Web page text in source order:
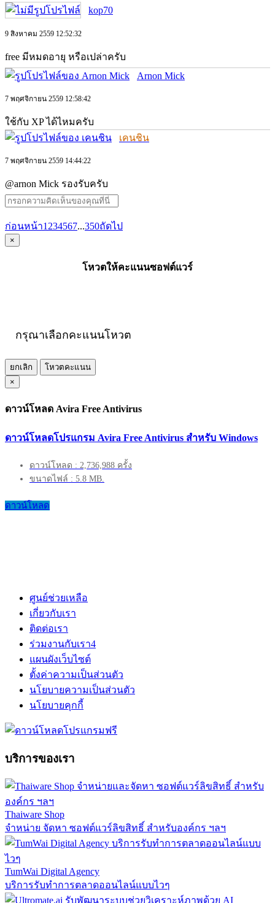
kop70
9 สิงหาคม 2559 12:52:32
free มีหมดอายุ หรือเปล่าครับ
Arnon Mick
7 พฤศจิกายน 2559 12:58:42
ใช้กับ XP ได้ไหมครับ
เคนชิน
7 พฤศจิกายน 2559 14:44:22
@arnon Mick รองรับครับ
ก่อนหน้า1 234567...350ถัดไป
×
โหวตให้คะแนนซอฟต์แวร์
กรุณาเลือกคะแนนโหวต
ยกเลิก
โหวตคะแนน
×
ดาวน์โหลด Avira Free Antivirus
ดาวน์โหลดโปรแกรม Avira Free Antivirus สำหรับ Windows
ดาวน์โหลด : 2,736,988 ครั้ง
ขนาดไฟล์ : 5.8 MB.
ดาวน์โหลด
ศูนย์ช่วยเหลือ
เกี่ยวกับเรา
ติดต่อเรา
ร่วมงานกับเรา4
แผนผังเว็บไซต์
ตั้งค่าความเป็นส่วนตัว
นโยบายความเป็นส่วนตัว
นโยบายคุกกี้
บริการของเรา
Thaiware Shop
จำหน่าย จัดหา ซอฟต์แวร์ลิขสิทธิ์ สำหรับองค์กร ฯลฯ
TumWai Digital Agency
บริการรับทำการตลาดออนไลน์แบบไวๆ